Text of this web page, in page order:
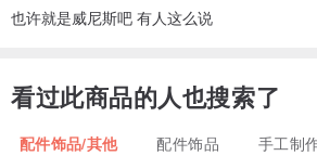
也许就是威尼斯吧 有人这么说
看过此商品的人也搜索了
配件饰品/其他 配件饰品 手工制